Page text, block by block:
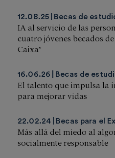
12.08.25 Becas de
IA al servicio de las
cuatro jóvenes becados
Caixa”
16.06.26 Becas de
El talento que impulsa la
para mejorar vidas
22.02.24 Becas para el
Más allá del miedo al
socialmente responsable